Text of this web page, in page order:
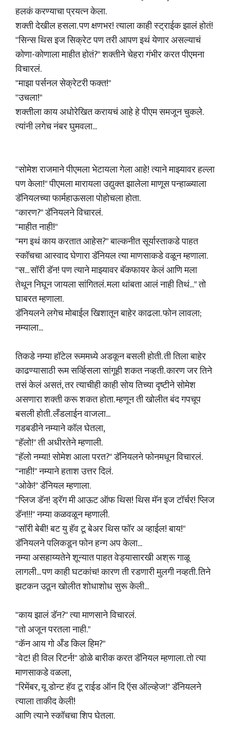
हलकं करण्याचा प्रयत्न केला.
शक्ती देखील हसला. पण क्षणभर! त्याला काही स्ट्राईक झालं होतं!
"सिन्स थिस इज सिक्रेट पण तरी आपण इथं येणार असल्याचं
कोणा-कोणाला माहीत होतं?" शक्तीने चेहरा गंभीर करत पीएमना
विचारलं.
"माझा पर्सनल सेक्रेटरी फक्त!"
"उचला!"
शक्तीला काय अधोरेखित करायचं आहे हे पीएम समजून चुकले.
त्यांनी लगेच नंबर घुमवला...
"सोमेश राजमाने पीएमला भेटायला गेला आहे! त्याने माझ्यावर हल्ला
पण केला!" पीएमला मारायला उद्युक्त झालेला माणूस पन्हाळ्याला
डॅनियलच्या फार्महाऊसला पोहोचला होता.
"कारण?" डॅनियलने विचारलं.
"माहीत नाही!"
"मग इथं काय करतात आहेस?" बाल्कनीत सूर्यास्ताकडे पाहत
स्कॉचचा आस्वाद घेणारा डॅनियल त्या माणसाकडे वळून म्हणाला.
"स... सॉरी डॅन! पण त्याने माझ्यावर बॅकफायर केलं आणि मला
तेथून निघून जायला सांगितलं. मला थांबता आलं नाही तिथं..." तो
घाबरत म्हणाला.
डॅनियलने लगेच मोबाईल खिशातून बाहेर काढला. फोन लावला;
नम्याला...
तिकडे नम्या हॉटेल रूममध्ये अडकून बसली होती. ती तिला बाहेर
काढण्यासाठी रूम सर्व्हिसला सांगूही शकत नव्हती. कारण जर तिने
तसं केलं असतं, तर त्याचीही काही सोय तिच्या दृष्टीने सोमेश
असणारा शक्ती करू शकत होता. म्हणून ती खोलीत बंद गपचूप
बसली होती. लँडलाईन वाजला...
गडबडीने नम्याने कॉल घेतला,
"हॅलो!" ती अधीरतेने म्हणाली.
"हॅलो नम्या! सोमेश आला परत?" डॅनियलने फोनमधून विचारलं.
"नाही!" नम्याने हताश उत्तर दिलं.
"ओके!" डॅनियल म्हणाला.
"प्लिज डॅन! ड्रॅग मी आऊट ऑफ थिस! थिस मॅन इज टॉर्चर! प्लिज
डॅन!!!" नम्या कळवळून म्हणाली.
"सॉरी बेबी! बट यु हॅव टू बेअर थिस फॉर अ व्हाईल! बाय!"
डॅनियलने पलिकडून फोन हन्ग अप केला...
नम्या असहाय्यतेने शून्यात पाहत वेड्यासारखी अश्रू गाळू
लागली... पण काही घटकांच! कारण ती रडणारी मुलगी नव्हती. तिने
झटकन उठून खोलीत शोधाशोध सुरू केली...
"काय झालं डॅन?" त्या माणसाने विचारलं.
"तो अजून परतला नाही."
"कॅन आय गो अँड किल हिम?"
"वेट! ही विल रिटर्न!" डोळे बारीक करत डॅनियल म्हणाला. तो त्या
माणसाकडे वळला,
"रिमेंबर, यू डोन्ट हॅव टू राईड ऑन दि ऍस ऑल्व्हेज!" डॅनियलने
त्याला ताकीद केली!
आणि त्याने स्कॉचचा शिप घेतला.